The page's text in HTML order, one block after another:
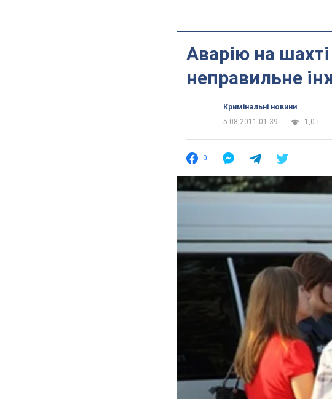
Аварію на
неправильне
Кримінальні новини
5.08.2011 01:39
1,0 т.
0